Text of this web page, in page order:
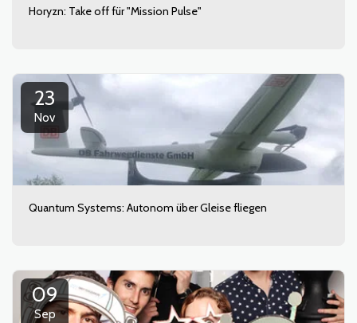
Horyzn: Take off für "Mission Pulse"
23
Nov
Quantum Systems: Autonom über Gleise fliegen
09
Sep